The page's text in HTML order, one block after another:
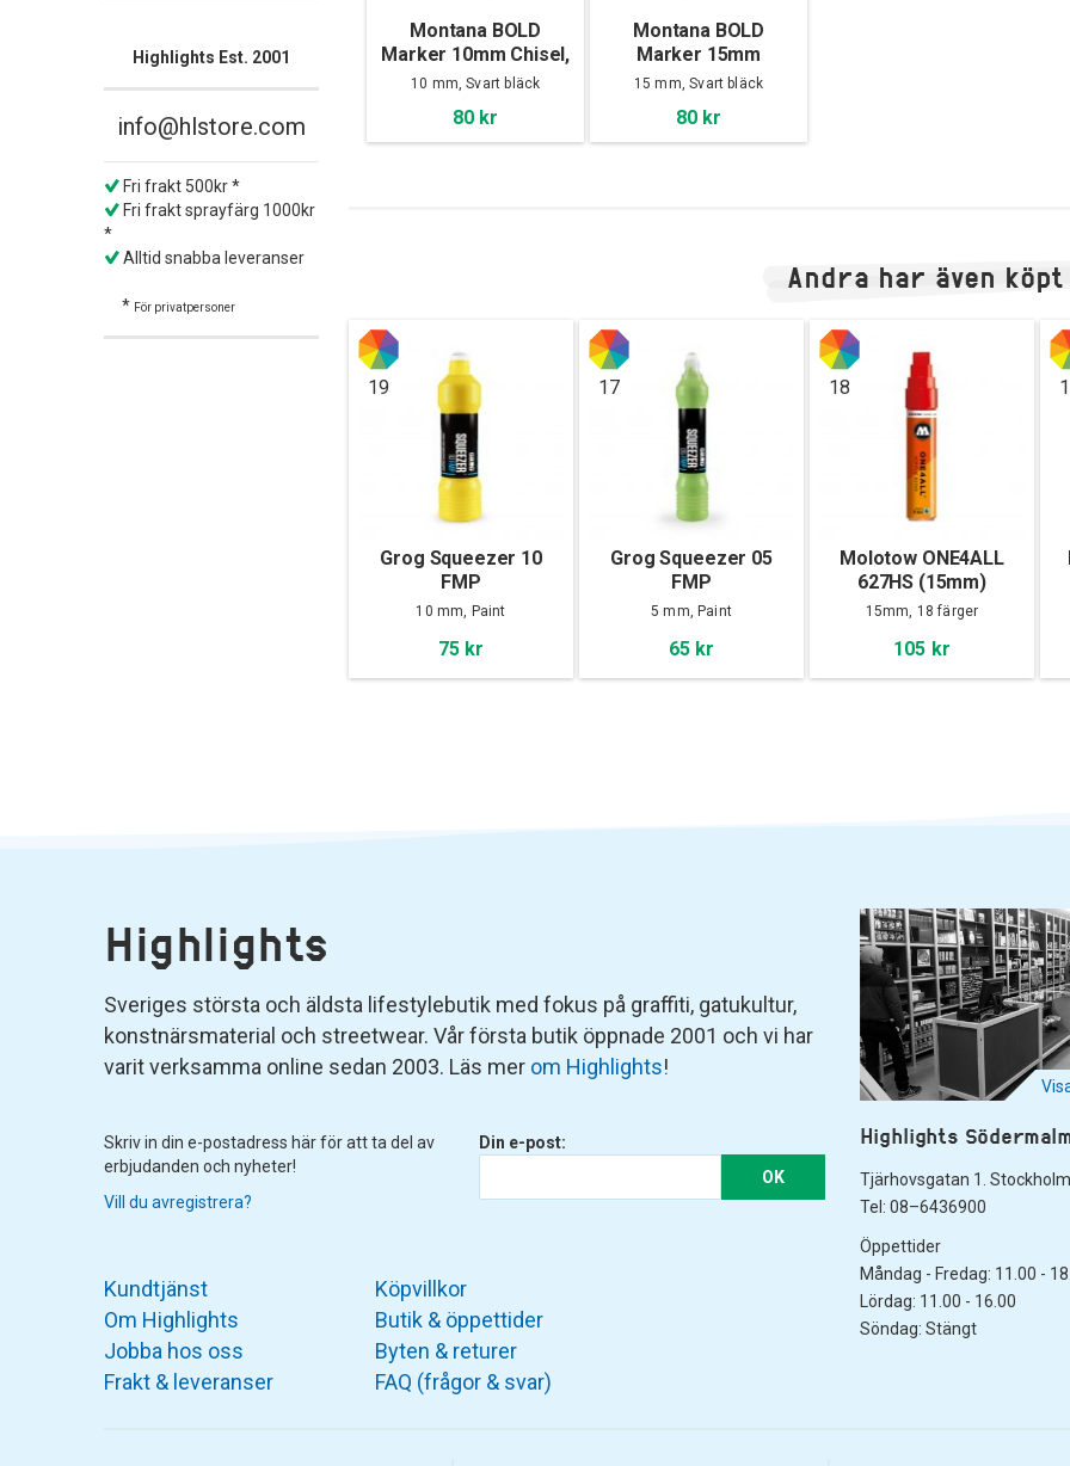
Highlights Est. 2001
info@hlstore.com
Fri frakt 500kr *
Fri frakt sprayfärg 1000kr
*
Alltid snabba leveranser
* För privatpersoner
Montana BOLD
Marker 10mm Chisel,
Black
10 mm, Svart bläck
80 kr
Montana BOLD
Marker 15mm
Standard, Black
15 mm, Svart bläck
80 kr
Andra har även köpt
19
Grog Squeezer 10
FMP
10 mm, Paint
75 kr
17
Grog Squeezer 05
FMP
5 mm, Paint
65 kr
18
Molotow ONE4ALL
627HS (15mm)
15mm, 18 färger
105 kr
Highlights
Sveriges största och äldsta lifestylebutik med fokus på graffiti, gatukultur,
konstnärsmaterial och streetwear. Vår första butik öppnade 2001 och vi har
varit verksamma online sedan 2003. Läs mer om Highlights!
Skriv in din e-postadress här för att ta del av
erbjudanden och nyheter!
Vill du avregistrera?
Din e-post:
OK
Highlights
Tjärhovsgatan 1. Stockholm
Tel: 08–6436900
Öppettider
Måndag - Fredag: 11.00 -
Lördag: 11.00 - 16.00
Söndag: Stängt
Kundtjänst
Om Highlights
Jobba hos oss
Frakt & leveranser
Köpvillkor
Butik & öppettider
Byten & returer
FAQ (frågor & svar)